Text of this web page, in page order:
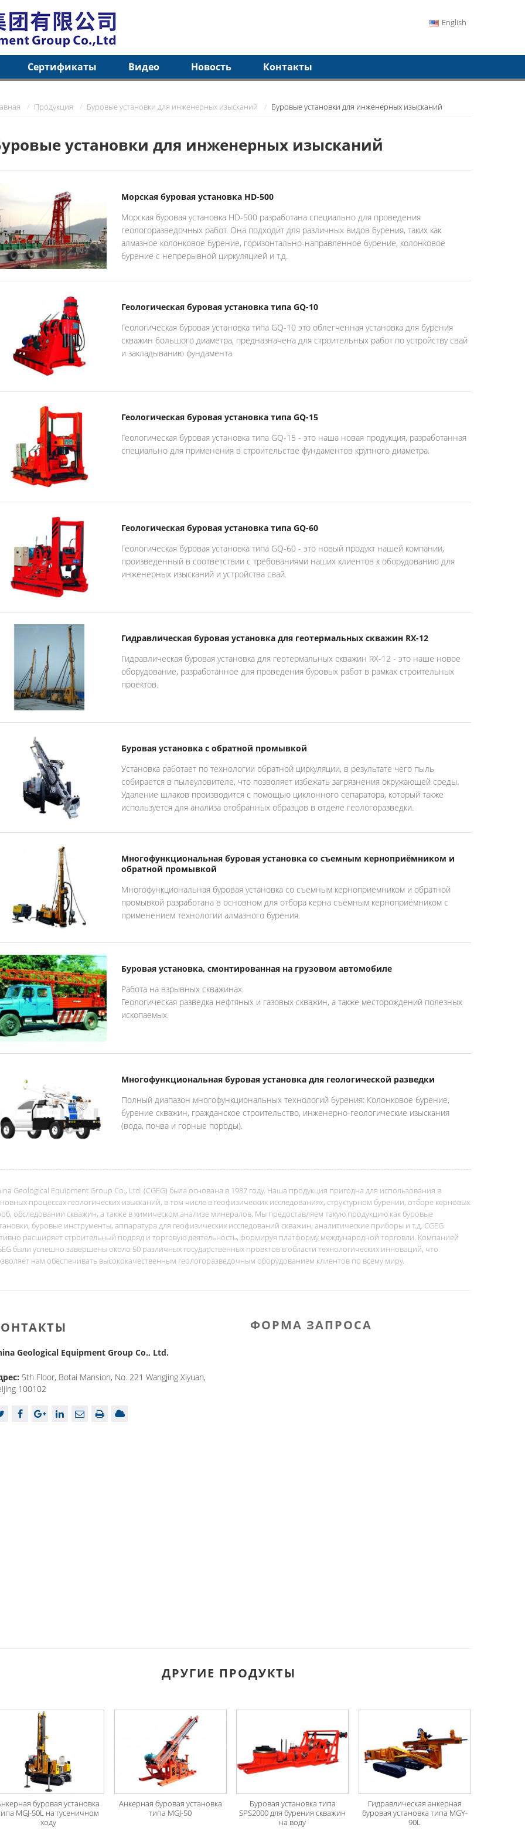
English
Сертификаты Видео Новость Контакты
Продукция Буровые установки для инженерных изысканий Буровые установки для инженерных изысканий
установки для инженерных изысканий
Морская буровая установка HD-500
Морская буровая установка HD-500 разработана специально для проведения
геологоразведочных работ. Она подходит для различных видов бурения, таких как
алмазное колонковое бурение, горизонтально-направленное бурение, колонковое
бурение с непрерывной циркуляцией и т.д.
Геологическая буровая установка типа GQ-10
Геологическая буровая установка типа GQ-10 это облегченная установка для бурения
скважин большого диаметра, предназначена для строительных работ по устройству свай
и закладыванию фундамента.
Геологическая буровая установка типа GQ-15
Геологическая буровая установка типа GQ-15 - это наша новая продукция, разработанная
специально для применения в строительстве фундаментов крупного диаметра.
Геологическая буровая установка типа GQ-60
Геологическая буровая установка типа GQ-60 - это новый продукт нашей компании,
произведенный в соответствии с требованиями наших клиентов к оборудованию для
инженерных изысканий и устройства свай.
Гидравлическая буровая установка для геотермальных скважин RX-12
Гидравлическая буровая установка для геотермальных скважин RX-12 - это наше новое
оборудование, разработанное для проведения буровых работ в рамках строительных
проектов.
Буровая установка с обратной промывкой
Установка работает по технологии обратной циркуляции, в результате чего пыль
собирается в пылеуловителе, что позволяет избежать загрязнения окружающей среды.
Удаление шлаков производится с помощью циклонного сепаратора, который также
используется для анализа отобранных образцов в отделе геологоразведки.
Многофункциональная буровая установка со съемным керноприёмником и
обратной промывкой
Многофункциональная буровая установка со съемным керноприёмником и обратной
промывкой разработана в основном для отбора керна съёмным керноприёмником с
применением технологии алмазного бурения.
Буровая установка, смонтированная на грузовом автомобиле
Работа на взрывных скважинах.
Геологическая разведка нефтяных и газовых скважин, а также месторождений полезных
ископаемых.
Многофункциональная буровая установка для геологической разведки
Полный диапазон многофункциональных технологий бурения: Колонковое бурение,
бурение скважин, гражданское строительство, инженерно-геологические изыскания
(вода, почва и горные породы).
Geological Equipment Group Co., Ltd. (CGEG) была основана в 1987 году. Наша продукция пригодна для использования в
процессах геологических изысканий, в том числе в геофизических исследованиях, структурном бурении, отборе керновых
обследовании скважин, а также в химическом анализе минералов. Мы предоставляем такую продукцию как буровые
буровые инструменты, аппаратура для геофизических исследований скважин, аналитические приборы и т.д. CGEG
расширяет строительный подряд и торговую деятельность, формируя платформу международной торговли. Компанией
были успешно завершены около 50 различных государственных проектов в области технологических инноваций, что
нам обеспечивать высококачественным геологоразведочным оборудованием клиентов по всему миру.
ФОРМА ЗАПРОСА
Geological Equipment Group Co., Ltd.
5th Floor, Botai Mansion, No. 221 Wangjing Xiyuan,
100102
ДРУГИЕ ПРОДУКТЫ
буровая установка
MGJ-50L на гусеничном
ходу
Анкерная буровая установка
типа MGJ-50
Буровая установка типа
SPS2000 для бурения скважин
на воду
Гидравлическая анкерная
буровая установка типа MGY-
90L